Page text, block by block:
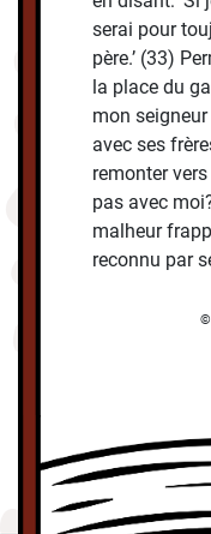
serai pour
père.’ (33)
la place du
mon
avec ses
remonter
pas avec
malheur
reconnu par
©